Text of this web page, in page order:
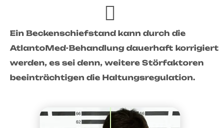
Ein Beckenschiefstand kann durch die
AtlantoMed-Behandlung dauerhaft korrigiert
werden, es sei denn, weitere Störfaktoren
beeinträchtigen die Haltungsregulation.